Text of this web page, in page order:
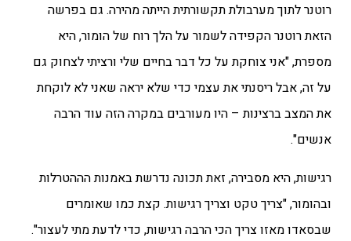
רוטנר לתוך מערבולת תקשורתית הייתה מהירה. גם בפרשה
הזאת רוטנר הקפידה לשמור על הלך רוח של הומור, היא
מספרת, "אני צוחקת על כל דבר בחיים שלי ורציתי לצחוק גם
על זה, אבל ריסנתי את עצמי כדי שלא יראה שאני לא לוקחת
את המצב ברצינות – היו מעורבים במקרה הזה עוד הרבה
אנשים".
רגישות, היא מסבירה, זאת תכונה נדרשת באמנות הההטרלות
ובהומור, "צריך טקט וצריך רגישות. קצת כמו שאומרים
שבסאדו מאזו צריך הכי הרבה רגישות, כדי לדעת מתי לעצור".